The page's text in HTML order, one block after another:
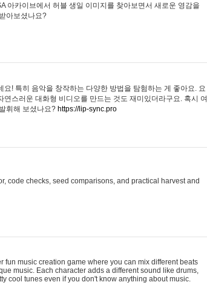
아카이브에서 허블 생일 이미지를 찾아보면서 새로운 영감을
아보셨나요?
! 특히 음악을 창작하는 다양한 방법을 탐험하는 게 좋아요. 요
연스러운 대화형 비디오를 만드는 것도 재미있더라구요. 혹시 여
휘해 보셨나요? https://lip-sync.pro
code checks, seed comparisons, and practical harvest and
fun music creation game where you can mix different beats
music. Each character adds a different sound like drums,
cool tunes even if you don't know anything about music.